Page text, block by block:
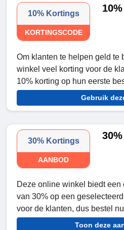
10% Kortings
KORTINGSCODE
Om klanten te helpen geld te
winkel veel korting voor de
10% korting op hun eerste
Gebruik
30% Kortings
AANBOD
Deze online winkel biedt een
van 30% op een
voor de klanten, dus bestel
Toon deze